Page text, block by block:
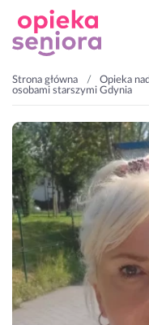
Strona główna Opieka
osobami starszymi Gdynia